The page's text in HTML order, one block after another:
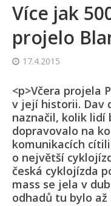
Více jak
projelo
17.4.2015
<p>Včera projela
v její historii. Dav
naznačil, kolik lidí
dopravovalo na
komunikacích
o největší
česká cyklojízda
mass se jela v
odhadů tu bylo